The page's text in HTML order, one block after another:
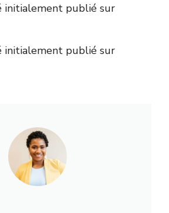
initialement publié sur
initialement publié sur